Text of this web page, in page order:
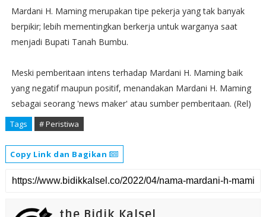
Mardani H. Maming merupakan tipe pekerja yang tak banyak
berpikir; lebih mementingkan berkerja untuk warganya saat
menjadi Bupati Tanah Bumbu.
Meski pemberitaan intens terhadap Mardani H. Maming baik
yang negatif maupun positif, menandakan Mardani H. Maming
sebagai seorang 'news maker' atau sumber pemberitaan. (Rel)
Tags # Peristiwa
Copy Link dan Bagikan